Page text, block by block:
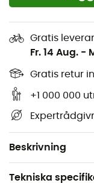
Gratis
Fr. 14 Aug. -
Gratis retur
+1 000 000
Beskrivning
Fuktkanaler
Platt
Förstärkt häl
Remsystem
Platt tåsöm
Tekniska